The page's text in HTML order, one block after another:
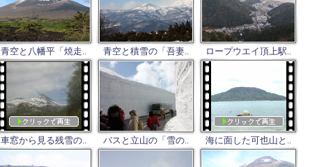
青空と八幡平「焼走.. 青空と積雪の「吾妻.. ロープウエイ頂上駅..
車窓から見る残雪の.. バスと立山の「雪の.. 海に面した可也山と..